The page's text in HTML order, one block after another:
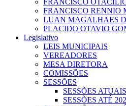
FRANCISCO
FRANCISCO RENNIO
LUAN MAGALHAES
PLACIDO OTAVIO
Legislativo
LEIS MUNICIPAIS
VEREADORES
MESA DIRETORA
COMISSÕES
SESSÕES
SESSÕES ATUAIS
SESSÕES ATÉ